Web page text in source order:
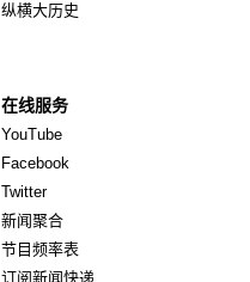
纵横大历史
在线服务
YouTube
Facebook
TwitterOpens in new window
新闻聚合
节目频率表
订阅新闻快递